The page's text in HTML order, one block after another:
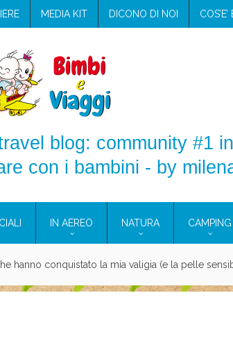
MEDIA KIT DICONO DI NOI
blog: community #1
con i bambini - by
IN AEREO NATURA CAMPING
hanno conquistato la mia valigia (e la pelle